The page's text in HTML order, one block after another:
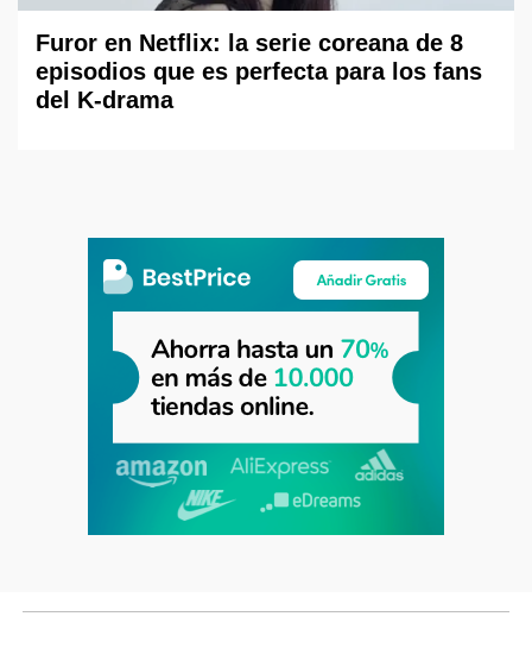
Furor en Netflix: la serie coreana de 8
episodios que es perfecta para los fans
del K-drama